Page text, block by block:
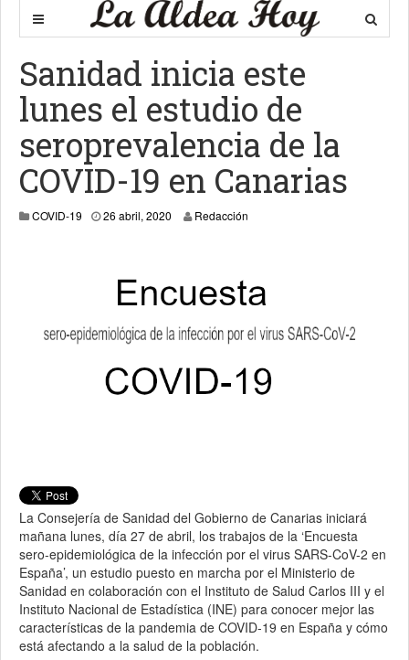
Sanidad inicia este
lunes el estudio de
seroprevalencia de la
COVID-19 en Canarias
COVID-19 26 abril, 2020 26 abril, 2020
Redacción
La Consejería de Sanidad del Gobierno de Canarias iniciará
mañana lunes, día 27 de abril, los trabajos de la ‘Encuesta
sero-epidemiológica de la infección por el virus SARS-CoV-2 en
España’, un estudio puesto en marcha por el Ministerio de
Sanidad en colaboración con el Instituto de Salud Carlos III y el
Instituto Nacional de Estadística (INE) para conocer mejor las
características de la pandemia de COVID-19 en España y cómo
está afectando a la salud de la población.